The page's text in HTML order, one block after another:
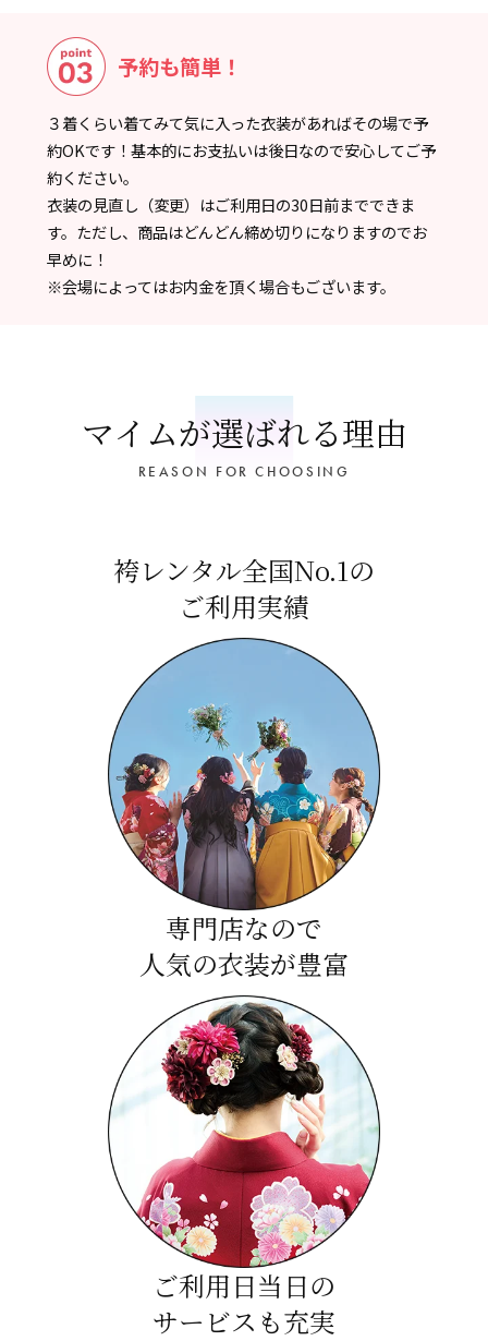
予約も簡単！
３着くらい着てみて気に入った衣装があればその場で予
約OKです！基本的にお支払いは後日なので安心してご予
約ください。
衣装の見直し（変更）はご利用日の30日前までできま
す。ただし、商品はどんどん締め切りになりますのでお
早めに！
※会場によってはお内金を頂く場合もございます。
マイムが選ばれる理由
REASON FOR CHOOSING
袴レンタル全国No.1の
ご利用実績
専門店なので
人気の衣装が豊富
ご利用日当日の
サービスも充実